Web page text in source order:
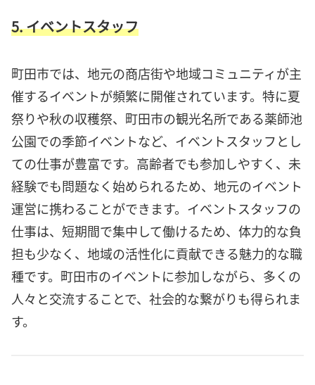
5. イベントスタッフ
町田市では、地元の商店街や地域コミュニティが主
催するイベントが頻繁に開催されています。特に夏
祭りや秋の収穫祭、町田市の観光名所である薬師池
公園での季節イベントなど、イベントスタッフとし
ての仕事が豊富です。高齢者でも参加しやすく、未
経験でも問題なく始められるため、地元のイベント
運営に携わることができます。イベントスタッフの
仕事は、短期間で集中して働けるため、体力的な負
担も少なく、地域の活性化に貢献できる魅力的な職
種です。町田市のイベントに参加しながら、多くの
人々と交流することで、社会的な繋がりも得られま
す。